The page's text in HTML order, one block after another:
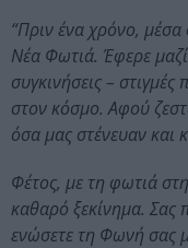
“Πριν ένα χρόνο,
Νέα Φωτιά. Έφερε
συγκινήσεις –
στον κόσμο. Αφού
όσα μας στένευαν και
Φέτος, με τη φωτιά
καθαρό ξεκίνημα. Σας
ενώσετε τη Φωνή σας